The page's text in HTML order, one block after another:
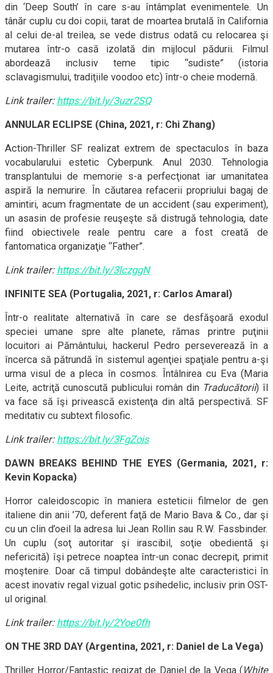
din ‘Deep South’ în care s-au întâmplat evenimentele. Un
tânăr cuplu cu doi copii, tarat de moartea brutală în California
al celui de-al treilea, se vede distrus odată cu relocarea şi
mutarea într-o casă izolată din mijlocul pădurii. Filmul
abordează inclusiv teme tipic “sudiste” (istoria
sclavagismului, tradiţiile voodoo etc) într-o cheie modernă.
Link trailer: https://bit.ly/3uzr2SQ
ANNULAR ECLIPSE (China, 2021, r: Chi Zhang)
Action-Thriller SF realizat extrem de spectaculos în baza
vocabularului estetic Cyberpunk. Anul 2030. Tehnologia
transplantului de memorie s-a perfecţionat iar umanitatea
aspiră la nemurire. În căutarea refacerii propriului bagaj de
amintiri, acum fragmentate de un accident (sau experiment),
un asasin de profesie reuşeşte să distrugă tehnologia, date
fiind obiectivele reale pentru care a fost creată de
fantomatica organizaţie “Father”.
Link trailer: https://bit.ly/3lczggN
INFINITE SEA (Portugalia, 2021, r: Carlos Amaral)
Într-o realitate alternativă în care se desfăşoară exodul
speciei umane spre alte planete, rămas printre puţinii
locuitori ai Pământului, hackerul Pedro perseverează în a
încerca să pătrundă în sistemul agenţiei spaţiale pentru a-şi
urma visul de a pleca în cosmos. Întâlnirea cu Eva (Maria
Leite, actriţă cunoscută publicului român din Traducătorii) îl
va face să îşi privească existenţa din altă perspectivă. SF
meditativ cu subtext filosofic.
Link trailer: https://bit.ly/3FgZois
DAWN BREAKS BEHIND THE EYES (Germania, 2021, r:
Kevin Kopacka)
Horror caleidoscopic în maniera esteticii filmelor de gen
italiene din anii ’70, deferent faţă de Mario Bava & Co., dar şi
cu un clin d’oeil la adresa lui Jean Rollin sau R.W. Fassbinder.
Un cuplu (soţ autoritar şi irascibil, soţie obedientă şi
nefericită) îşi petrece noaptea într-un conac decrepit, primit
moştenire. Doar că timpul dobândeşte alte caracteristici în
acest inovativ regal vizual gotic psihedelic, inclusiv prin OST-
ul original.
Link trailer: https://bit.ly/2Yoe0fh
ON THE 3RD DAY (Argentina, 2021, r: Daniel de La Vega)
Thriller Horror/Fantastic regizat de Daniel de la Vega (White